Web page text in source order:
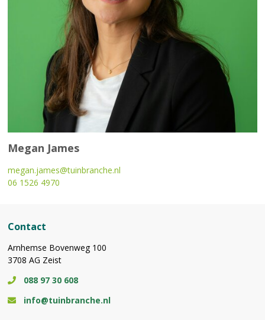
Megan James
megan.james@tuinbranche.nl
06 1526 4970
Contact
Arnhemse Bovenweg 100
3708 AG Zeist
088 97 30 608
info@tuinbranche.nl